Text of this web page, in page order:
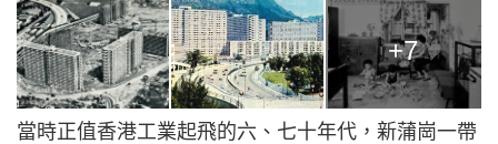
+7
當時正值香港工業起飛的六、七十年代，新蒲崗一帶